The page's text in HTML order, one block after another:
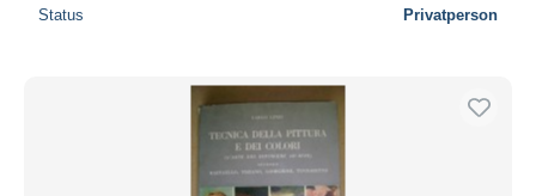
Status Privatperson